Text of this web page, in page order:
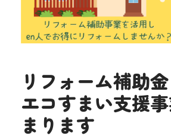
リフォーム補助
エコすまい支援
まります